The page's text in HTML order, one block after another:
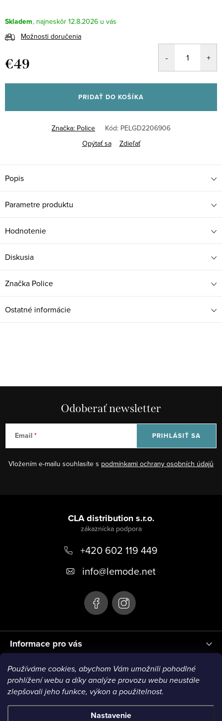
Používáme cookies, abychom Vám umožnili pohodlné
prohlížení webu a díky analýze provozu webu neustále
zlepšovali jeho funkce, výkon a použitelnost.
Nastavenie
Skladem
12.8.2026
Možnosti doručenia
€49
cena:
PRIDAŤ DO KOŠÍKA
Značka: Police Kód: PELGD2206906
Opýtať sa
Zdieľať
Popis
Parametre produktu
Hodnotenie
Diskusia
Značka Police
Ostatné informácie
Odoberať newsletter
Email
Vložením e-mailu souhlasíte s podmínkami ochrany osobních údajů
PRIHLÁSIŤ SA
Informace pro vás
CLA distribution s.r.o.
+420 602 119 449
info@lemode.net
Blog